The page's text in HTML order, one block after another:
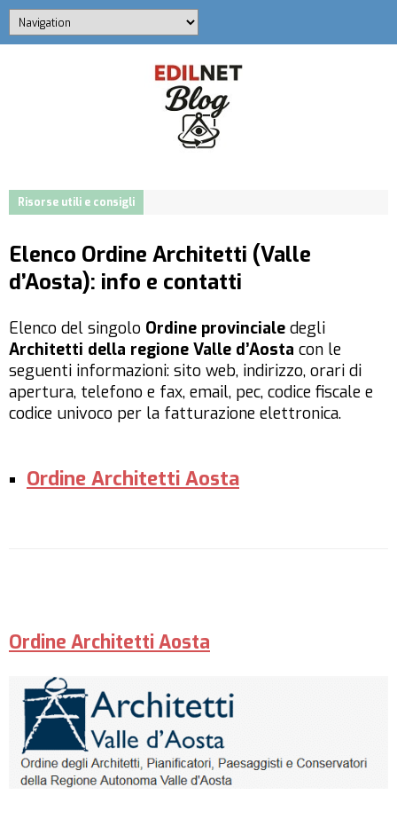
Risorse utili e consigli
Elenco Ordine Architetti (Valle
d’Aosta): info e contatti
Elenco del singolo Ordine provinciale degli
Architetti della regione Valle d’Aosta con le
seguenti informazioni: sito web, indirizzo, orari di
apertura, telefono e fax, email, pec, codice fiscale e
codice univoco per la fatturazione elettronica.
Ordine Architetti Aosta
Ordine Architetti Aosta